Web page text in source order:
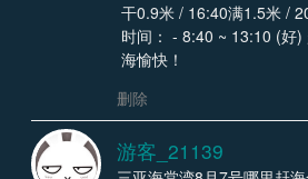
干0.9米 / 16:40满1.5米 /
时间： - 8:40 ~ 13:10 (好
海愉快！
删除
游客_21139